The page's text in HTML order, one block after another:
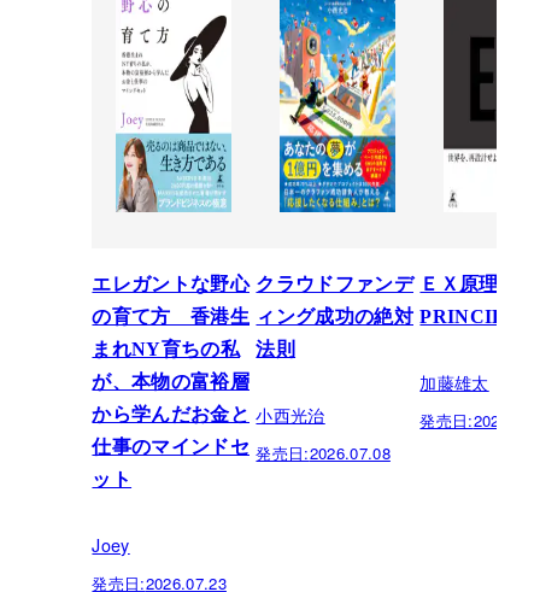
エレガントな野心
の育て方 香港生
まれNY育ちの私
が、本物の富裕層
から学んだお金と
仕事のマインドセ
ット
Joey
発売日:2026.07.23
クラウドファンデ
ィング成功の絶対
法則
小西光治
発売日:2026.07.08
ＥＸ原理
PRINCIPLE
加藤雄太
発売日: